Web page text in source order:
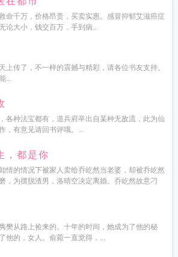
命千万，价格昂贵，买卖实惠。感冒抑郁艾滋癌症
论大小，钱交百万，手到病...
上传了，不一样的震撼与精彩，请各位书友支持。
...
各种法宝都有，道兵府卒出自某种无敌流，此为仙
，有意见请回书评哦。...
，都是你
情的情况下被家人卖给乔屹然当老婆，却被乔屹然
，为摆脱渣男，洛晴空决定离婚。乔屹然故意刁
樊从路上捡来的。十年的时间，她成为了他的秘
他的，女人。俞菀一直觉得，...